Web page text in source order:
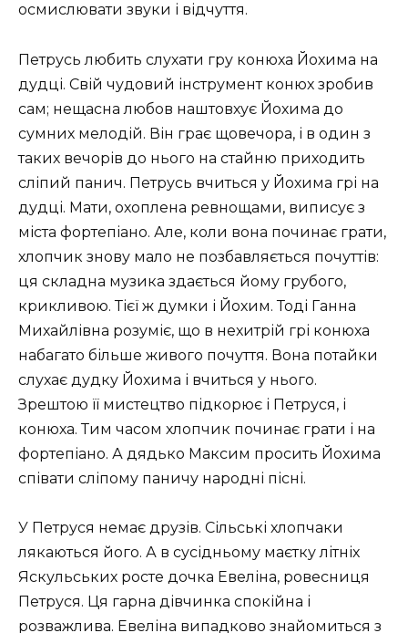
осмислювати звуки і відчуття.
Петрусь любить слухати гру конюха Йохима на
дудці. Свій чудовий інструмент конюх зробив
сам; нещасна любов наштовхує Йохима до
сумних мелодій. Він грає щовечора, і в один з
таких вечорів до нього на стайню приходить
сліпий панич. Петрусь вчиться у Йохима грі на
дудці. Мати, охоплена ревнощами, виписує з
міста фортепіано. Але, коли вона починає грати,
хлопчик знову мало не позбавляється почуттів:
ця складна музика здається йому грубого,
крикливою. Тієї ж думки і Йохим. Тоді Ганна
Михайлівна розуміє, що в нехитрій грі конюха
набагато більше живого почуття. Вона потайки
слухає дудку Йохима і вчиться у нього.
Зрештою її мистецтво підкорює і Петруся, і
конюха. Тим часом хлопчик починає грати і на
фортепіано. А дядько Максим просить Йохима
співати сліпому паничу народні пісні.
У Петруся немає друзів. Сільські хлопчаки
лякаються його. А в сусідньому маєтку літніх
Яскульських росте дочка Евеліна, ровесниця
Петруся. Ця гарна дівчинка спокійна і
розважлива. Евеліна випадково знайомиться з